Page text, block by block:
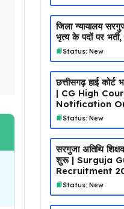
जिला न्यायालय
भृत्य के पदों पर
Status: New
छत्तीसगढ़ हाई
| CG High
Notification
Status: New
सरगुजा अतिथि
शुरू | Surguja
Recruitment
Status: New